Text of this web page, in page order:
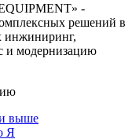
-
решений в
инжиниринг,
и модернизацию
выше
Я